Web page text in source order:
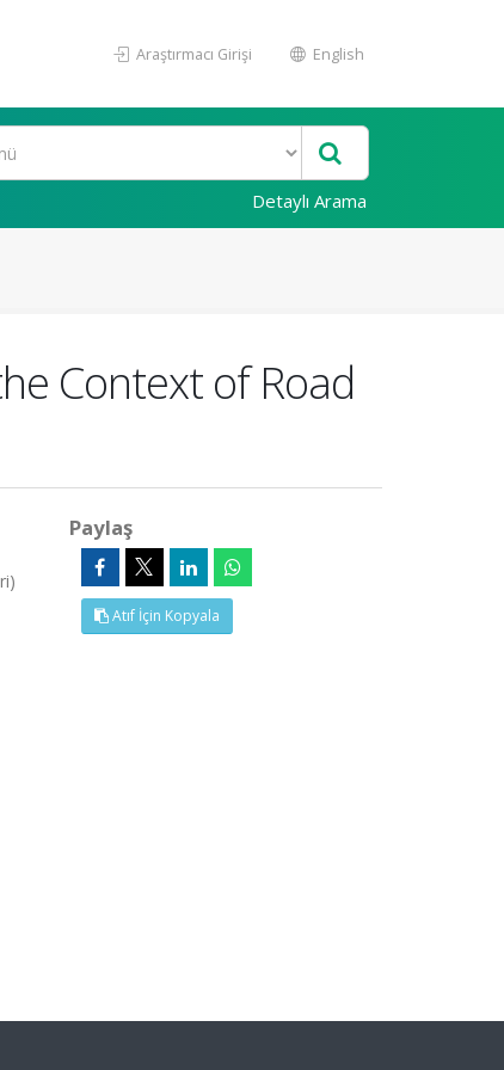
Araştırmacı Girişi English
Detaylı Arama
Context of Road
Paylaş
Atıf İçin Kopyala